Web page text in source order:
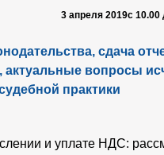
3 апреля 2019c 10.00
сдача
вопросы
практики
и уплате НДС: